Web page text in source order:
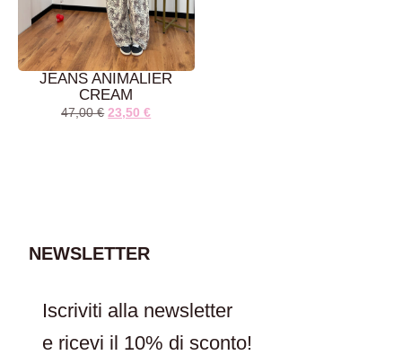
JEANS ANIMALIER
CREAM
47,00€ 23,50€
NEWSLETTER
Iscriviti alla newsletter
e ricevi il 10% di sconto!